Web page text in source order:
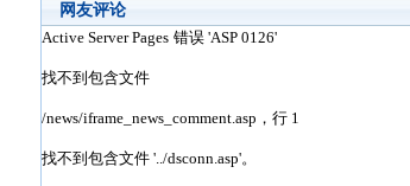
网友评论